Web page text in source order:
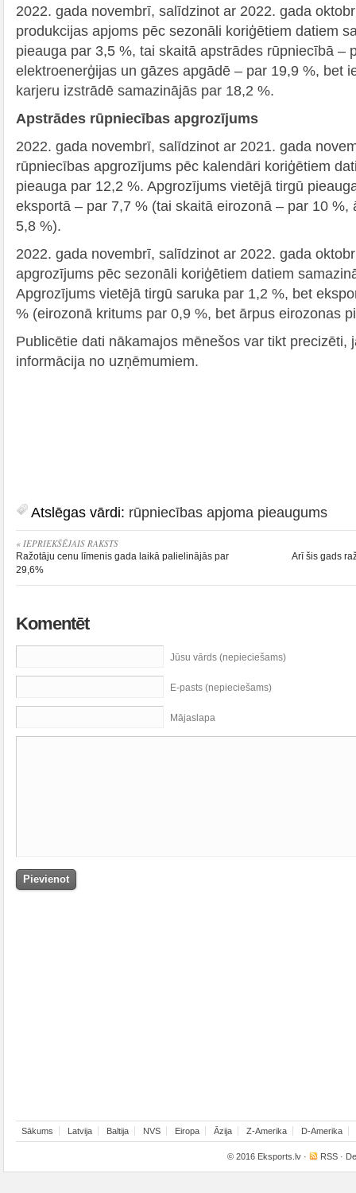
2022. gada novembrī, salīdzinot ar 2022. gada
produkcijas apjoms pēc sezonāli koriģētiem datiem
pieauga par 3,5 %, tai skaitā apstrādes rūpniecībā –
elektroenerģijas un gāzes apgādē – par 19,9 %, bet
karjeru izstrādē samazinājās par 18,2 %.
Apstrādes rūpniecības apgrozījums
2022. gada novembrī, salīdzinot ar 2021. gada
rūpniecības apgrozījums pēc kalendāri koriģētiem
pieauga par 12,2 %. Apgrozījums vietējā tirgū
eksportā – par 7,7 % (tai skaitā eirozonā – par 10 %,
5,8 %).
2022. gada novembrī, salīdzinot ar 2022. gada
apgrozījums pēc sezonāli koriģētiem datiem
Apgrozījums vietējā tirgū saruka par 1,2 %, bet
% (eirozonā kritums par 0,9 %, bet ārpus eirozonas
Publicētie dati nākamajos mēnešos var tikt precizēti,
informācija no uzņēmumiem.
Atslēgas vārdi: rūpniecības apjoma pieaugums
« IEPRIEKŠĒJAIS RAKSTS
Ražotāju cenu līmenis gada laikā palielinājās par
29,6%
Arī šis gads
Komentēt
Jūsu vārds (nepieciešams)
E-pasts (nepieciešams)
Mājaslapa
Sākums Latvija Baltija NVS Eiropa Āzija Z-Amerika D-Amerika
© 2016 Eksports.lv · RSS ·